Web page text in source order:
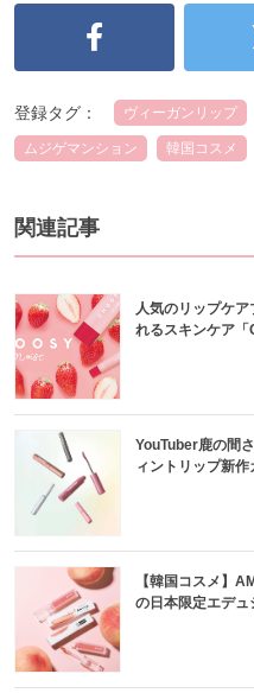
登録タグ： ヴィーガンリップ
ムジゲマンション 韓国コスメ
関連記事
人気のリップケ
れるスキンケア
YouTuber鹿の間
ィントリップ新
【韓国コスメ】
の日本限定エデ